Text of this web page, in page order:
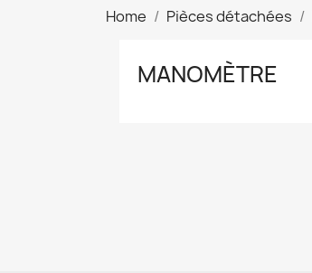
Home Pièces détachées
MANOMÈTRE